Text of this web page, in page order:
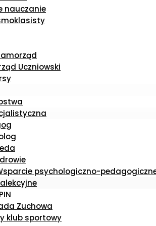
nauczanie
Uczniowski
psychologiczno-
Zuchowa
klub sportowy